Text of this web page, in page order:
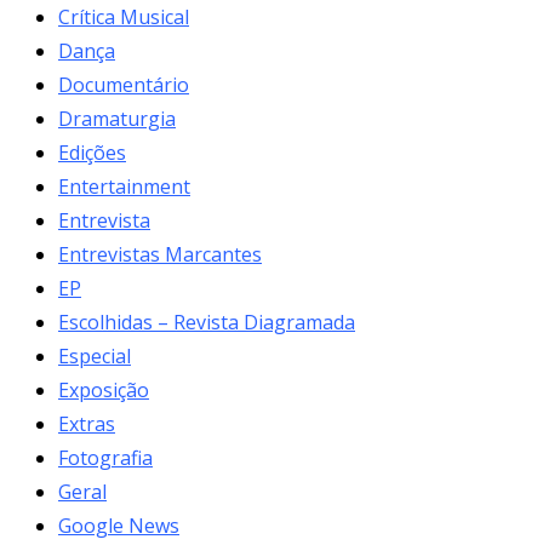
Crítica Musical
Dança
Documentário
Dramaturgia
Edições
Entertainment
Entrevista
Entrevistas Marcantes
EP
Escolhidas – Revista Diagramada
Especial
Exposição
Extras
Fotografia
Geral
Google News